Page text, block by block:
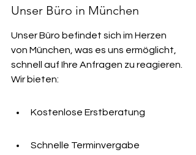
Unser Büro in München
Unser Büro befindet sich im Herzen
von München, was es uns ermöglicht,
schnell auf Ihre Anfragen zu reagieren.
Wir bieten:
Kostenlose Erstberatung
Schnelle Terminvergabe